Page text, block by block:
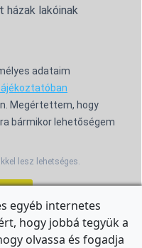
lakóinak
adataim
Megértettem, hogy
bármikor lehetőségem
lesz lehetséges.
HERE.
egyéb internetes
hogy jobbá tegyük a
olvassa és fogadja